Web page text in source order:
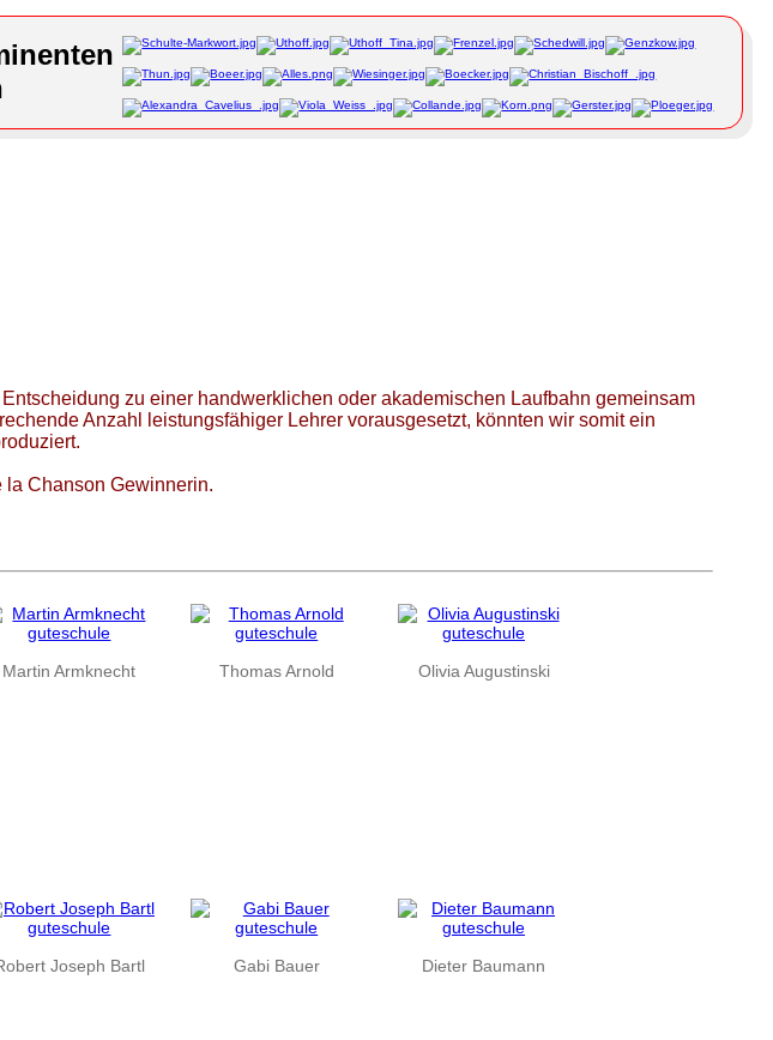
zu einer handwerklichen oder akademischen Laufbahn gemeinsam
Anzahl leistungsfähiger Lehrer vorausgesetzt, könnten wir somit ein
la Chanson Gewinnerin.
Martin Armknecht Thomas Arnold Olivia Augustinski
Joseph Bartl Gabi Bauer Dieter Baumann